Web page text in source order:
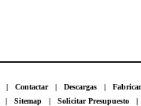
| Contactar| Descargas |
| Sitemap | Solicitar Presupuesto